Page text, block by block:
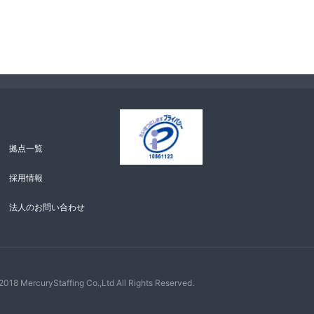
安全管理のために
人の確認をさせて
拠点一覧
採用情報
法人のお問い合わせ
MercuryStaffing Co.,Ltd All Rights Reserved.